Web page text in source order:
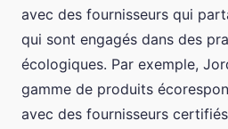
avec des fournisseurs qui
qui sont engagés dans des
écologiques. Par exemple,
gamme de produits
avec des fournisseurs